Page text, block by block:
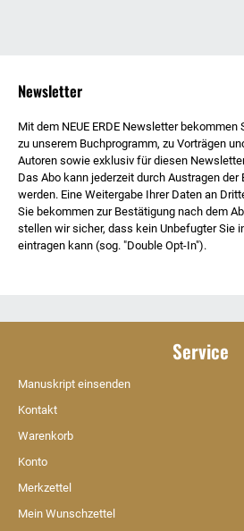
Newsletter
Mit dem NEUE ERDE Newsletter
zu unserem Buchprogramm, zu Vorträgen
Autoren sowie exklusiv für diesen
Das Abo kann jederzeit durch Austragen der
werden. Eine Weitergabe Ihrer Daten an
Sie bekommen zur Bestätigung nach dem
stellen wir sicher, dass kein Unbefugter Sie
eintragen kann (sog. "Double Opt-In").
Service
Manuskript einsenden
Kontakt
Warenkorb
Konto
Merkzettel
Mein Wunschzettel